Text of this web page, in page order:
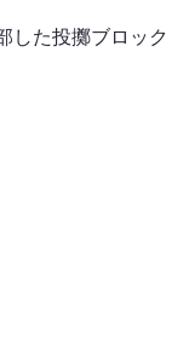
した投擲ブロック